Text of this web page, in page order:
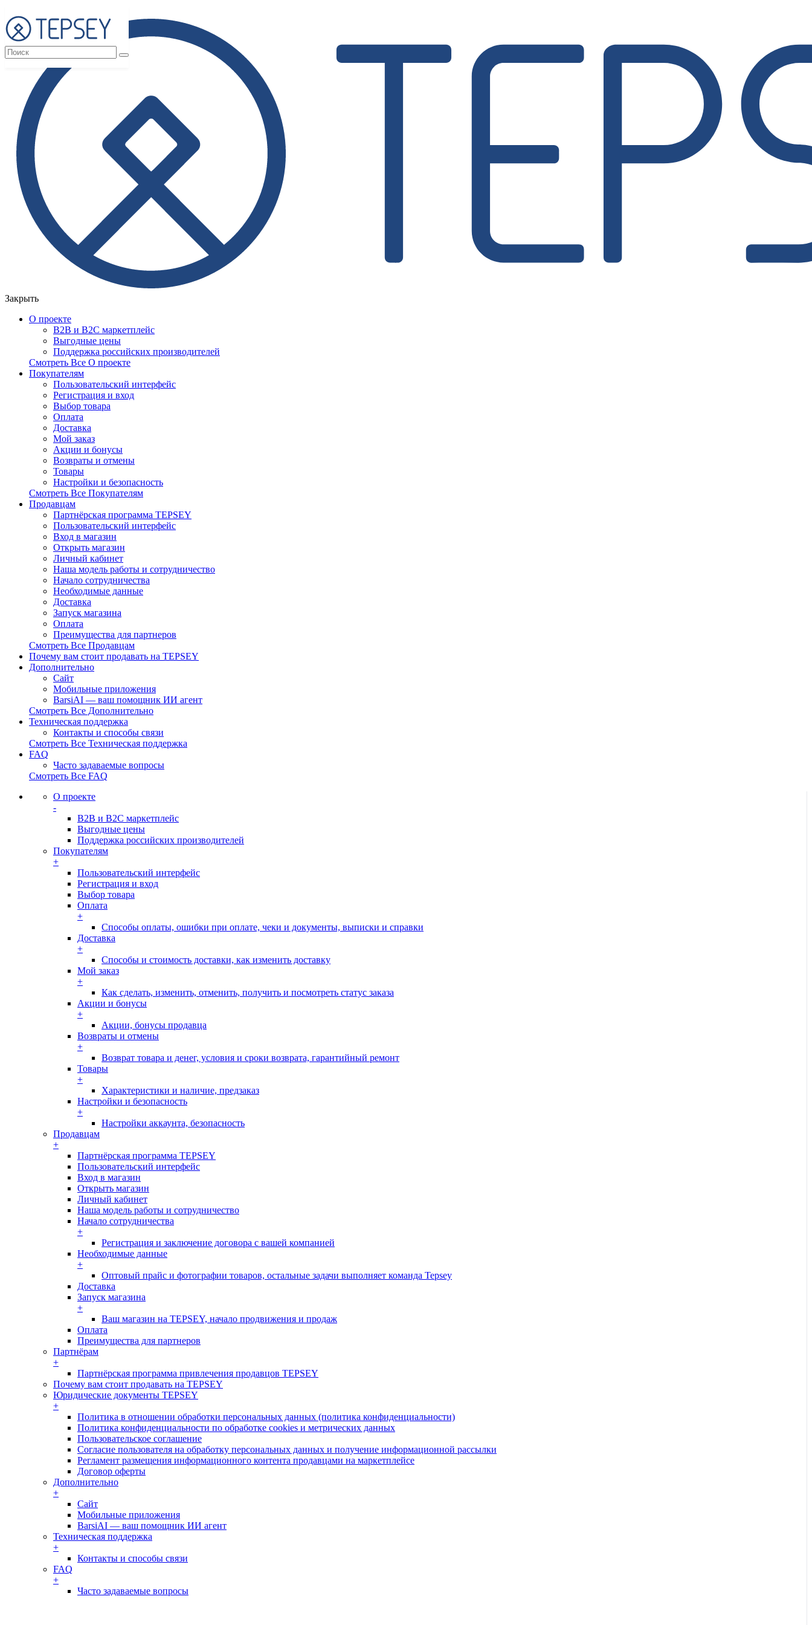
Закрыть
О проекте
B2B и B2C маркетплейс
Выгодные цены
Поддержка российских производителей
Смотреть Все О проекте
Покупателям
Пользовательский интерфейс
Регистрация и вход
Выбор товара
Оплата
Доставка
Мой заказ
Акции и бонусы
Возвраты и отмены
Товары
Настройки и безопасность
Смотреть Все Покупателям
Продавцам
Партнёрская программа TEPSEY
Пользовательский интерфейс
Вход в магазин
Открыть магазин
Личный кабинет
Наша модель работы и сотрудничество
Начало сотрудничества
Необходимые данные
Доставка
Запуск магазина
Оплата
Преимущества для партнеров
Смотреть Все Продавцам
Почему вам стоит продавать на TEPSEY
Дополнительно
Сайт
Мобильные приложения
BarsiAI — ваш помощник ИИ агент
Смотреть Все Дополнительно
Техническая поддержка
Контакты и способы связи
Смотреть Все Техническая поддержка
FAQ
Часто задаваемые вопросы
Смотреть Все FAQ
О проекте
-
B2B и B2C маркетплейс
Выгодные цены
Поддержка российских производителей
Покупателям
+
Пользовательский интерфейс
Регистрация и вход
Выбор товара
Оплата
+
Способы оплаты, ошибки при оплате, чеки и документы, выписки и справки
Доставка
+
Способы и стоимость доставки, как изменить доставку
Мой заказ
+
Как сделать, изменить, отменить, получить и посмотреть статус заказа
Акции и бонусы
+
Акции, бонусы продавца
Возвраты и отмены
+
Возврат товара и денег, условия и сроки возврата, гарантийный ремонт
Товары
+
Характеристики и наличие, предзаказ
Настройки и безопасность
+
Настройки аккаунта, безопасность
Продавцам
+
Партнёрская программа TEPSEY
Пользовательский интерфейс
Вход в магазин
Открыть магазин
Личный кабинет
Наша модель работы и сотрудничество
Начало сотрудничества
+
Регистрация и заключение договора с вашей компанией
Необходимые данные
+
Оптовый прайс и фотографии товаров, остальные задачи выполняет команда Tepsey
Доставка
Запуск магазина
+
Ваш магазин на TEPSEY, начало продвижения и продаж
Оплата
Преимущества для партнеров
Партнёрам
+
Партнёрская программа привлечения продавцов TEPSEY
Почему вам стоит продавать на TEPSEY
Юридические документы TEPSEY
+
Политика в отношении обработки персональных данных (политика конфиденциальности)
Политика конфиденциальности по обработке cookies и метрических данных
Пользовательское соглашение
Согласие пользователя на обработку персональных данных и получение информационной рассылки
Регламент размещения информационного контента продавцами на маркетплейсе
Договор оферты
Дополнительно
+
Сайт
Мобильные приложения
BarsiAI — ваш помощник ИИ агент
Техническая поддержка
+
Контакты и способы связи
FAQ
+
Часто задаваемые вопросы